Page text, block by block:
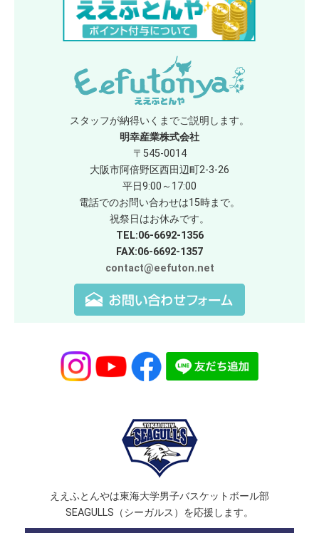
スタッフが納得いくまでご説明します。
明幸産業株式会社
〒545-0014
大阪市阿倍野区西田辺町2-3-26
平日9:00～17:00
電話でのお問い合わせは15時まで。
祝祭日はお休みです。
TEL:06-6692-1356
FAX:06-6692-1357
contact@eefuton.net
ええふとんやは東海大学男子バスケットボール部
SEAGULLS（シーガルス）を応援します。